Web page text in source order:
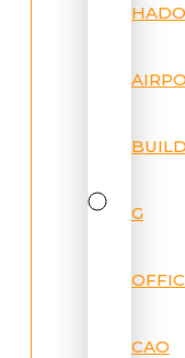
HADO
G
CAO